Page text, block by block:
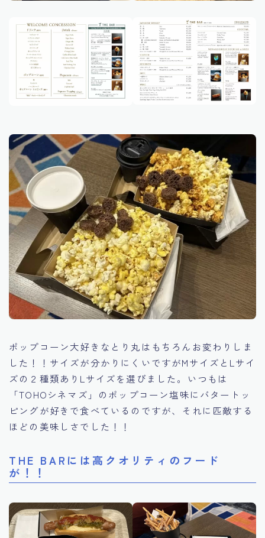
ポップコーン大好きなとり丸はもちろんお変わりしま
した！！サイズが分かりにくいですがMサイズとLサイ
ズの２種類ありLサイズを選びました。いつもは
「TOHOシネマズ」のポップコーン塩味にバタートッ
ピングが好きで食べているのですが、それに匹敵する
ほどの美味しさでした！！
THE BARには高クオリティのフード
が！！